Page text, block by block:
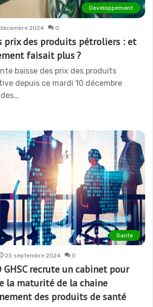
Developpement
2024 0
prix des produits pétroliers : et
faisait plus ?
baisse des prix des produits
depuis ce mardi 10 décembre
Sante
25 septembre 2024 0
GHSC recrute un cabinet pour
la maturité de la chaine
des produits de santé